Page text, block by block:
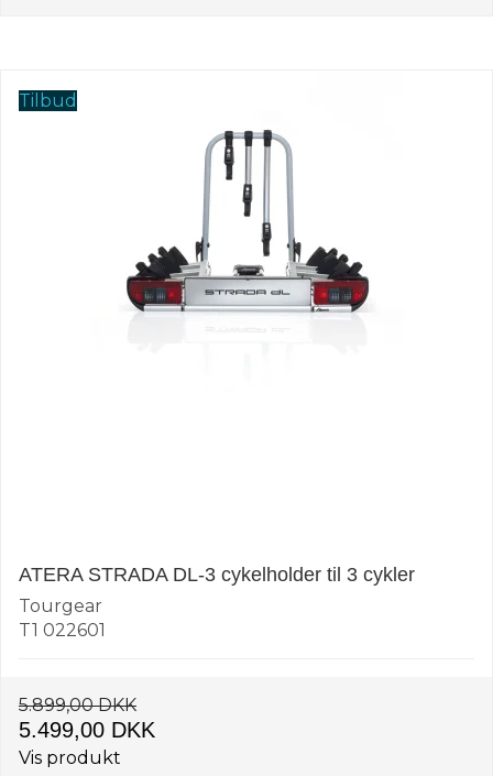
Tilbud
ATERA STRADA DL-3 cykelholder til 3 cykler
Tourgear
T1 022601
5.899,00 DKK
5.499,00 DKK
Vis produkt